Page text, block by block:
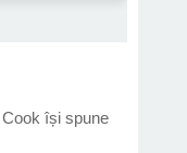
își spune